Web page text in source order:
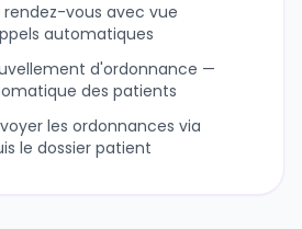
vous avec vue
automatiques
d'ordonnance —
des patients
les ordonnances via
le dossier patient